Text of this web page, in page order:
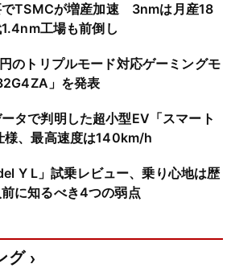
でTSMCが増産加速 3nmは月産18
工場も前倒し
のトリプルモード対応ゲーミングモ
」を発表
タで判明した超小型EV「スマート
様、最高速度は140km/h
Y L」試乗レビュー、乗り心地は歴
に知るべき4つの弱点
グ